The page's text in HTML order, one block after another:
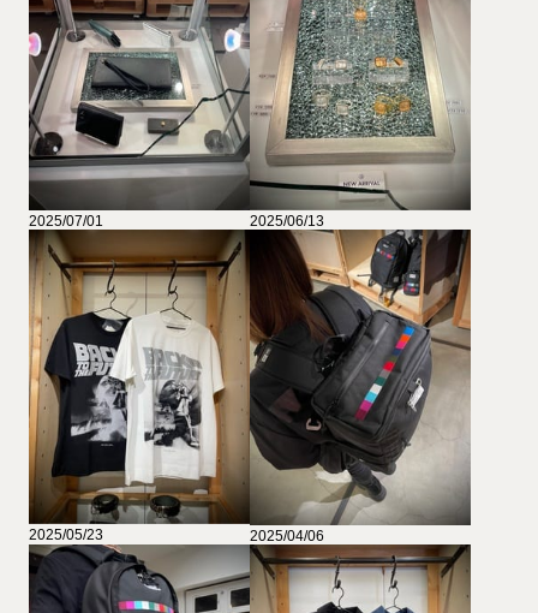
2025/07/01 2025/06/13
2025/05/23 2025/04/06